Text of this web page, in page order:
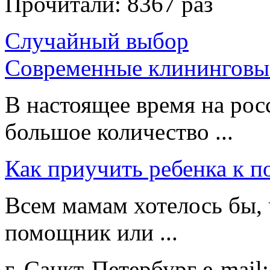
Случайный выбор
Современные
В настоящее время на
большое количество ...
Как приучить ребенка к
Всем мамам хотелось
помощник или ...